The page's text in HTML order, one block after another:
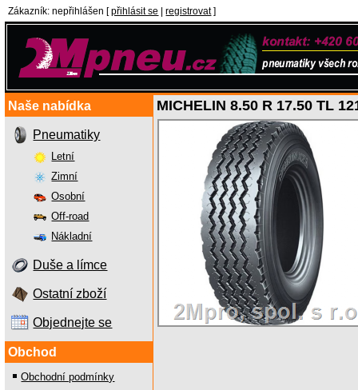
Zákazník: nepřihlášen [přihlásit se |registrovat]
Naše nabídka
Pneumatiky
Letní
Zimní
Osobní
Off-road
Nákladní
Duše a límce
Ostatní zboží
Objednejte se
Obchod
Obchodní podmínky
MICHELIN 8.50 R 17.50 TL